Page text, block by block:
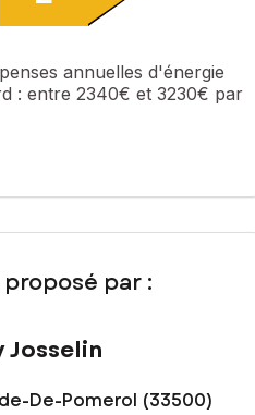
clôturé, promet de belles
ou simplement profiter
auxquels ce bien est
le site Géorisques :
de LIBOURNE sous le
annuelles d'énergie
: entre 2340€ et 3230€ par
par :
Josselin
De-Pomerol (33500)